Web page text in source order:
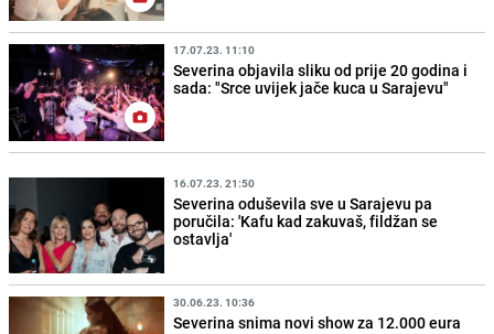
17.07.23. 11:10
Severina objavila sliku od prije 20 godina i
sada: "Srce uvijek jače kuca u Sarajevu"
16.07.23. 21:50
Severina oduševila sve u Sarajevu pa
poručila: 'Kafu kad zakuvaš, fildžan se
ostavlja'
30.06.23. 10:36
Severina snima novi show za 12.000 eura